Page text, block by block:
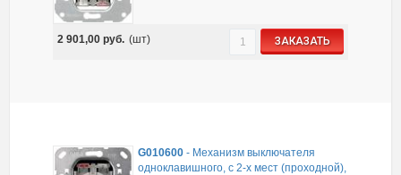
2 901,00 руб. (шт) ЗАКАЗАТЬ
G010600- Механизм выключателя
одноклавишного, с 2-х мест (проходной),